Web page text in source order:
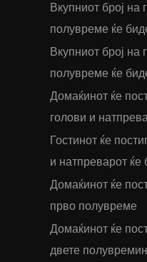
Вкупниот број на
полувреме ќе
Вкупниот број на
полувреме ќе
Домаќинот ќе
голови и
Гостинот ќе
и натпреварот ќе
Домаќинот ќе
прво полувреме
Домаќинот ќе
двете